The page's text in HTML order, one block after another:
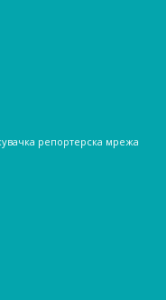
репортерска мрежа